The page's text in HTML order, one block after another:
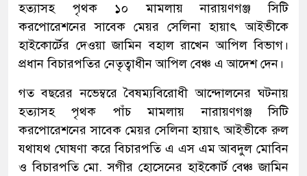
হত্যাসহ পৃথক ১০ মামলায় নারায়ণগঞ্জ সিটি
করপোরেশনের সাবেক মেয়র সেলিনা হায়াৎ আইভীকে
হাইকোর্টের দেওয়া জামিন বহাল রাখেন আপিল বিভাগ।
প্রধান বিচারপতির নেতৃত্বাধীন আপিল বেঞ্চ এ আদেশ দেন।
গত বছরের নভেম্বরে বৈষম্যবিরোধী আন্দোলনের ঘটনায়
হত্যাসহ পৃথক পাঁচ মামলায় নারায়ণগঞ্জ সিটি
করপোরেশনের সাবেক মেয়র সেলিনা হায়াৎ আইভীকে রুল
যথাযথ ঘোষণা করে বিচারপতি এ এস এম আবদুল মোবিন
ও বিচারপতি মো. সগীর হোসেনের হাইকোর্ট বেঞ্চ জামিন